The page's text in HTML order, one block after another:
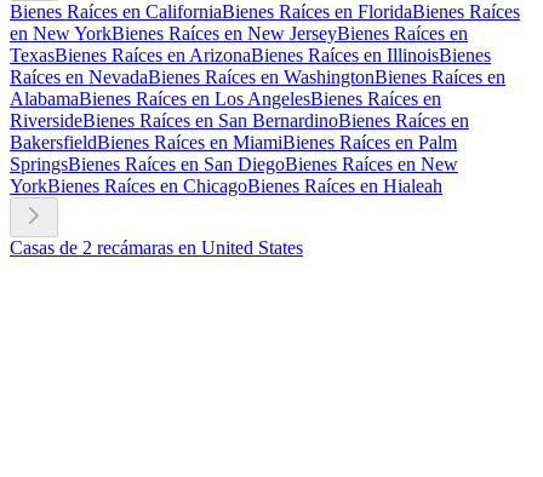
Bienes Raíces en CaliforniaBienes Raíces en FloridaBienes Raíces
en New YorkBienes Raíces en New JerseyBienes Raíces en
TexasBienes Raíces en ArizonaBienes Raíces en IllinoisBienes
Raíces en NevadaBienes Raíces en WashingtonBienes Raíces en
AlabamaBienes Raíces en Los AngelesBienes Raíces en
RiversideBienes Raíces en San BernardinoBienes Raíces en
BakersfieldBienes Raíces en MiamiBienes Raíces en Palm
SpringsBienes Raíces en San DiegoBienes Raíces en New
YorkBienes Raíces en ChicagoBienes Raíces en Hialeah
Casas de 2 recámaras en United States